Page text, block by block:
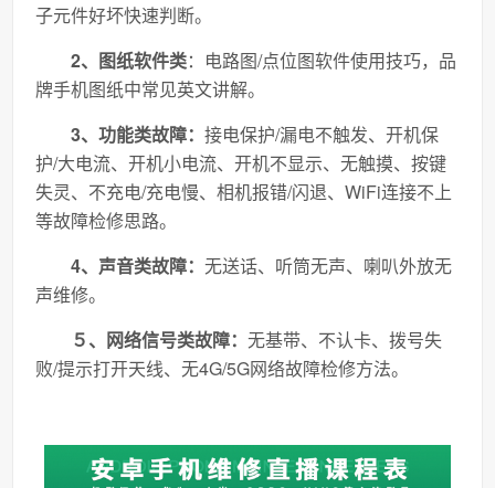
子元件好坏快速判断。
2、图纸软件类：电路图/点位图软件使用技巧，品
牌手机图纸中常见英文讲解。
3、功能类故障：接电保护/漏电不触发、开机保
护/大电流、开机小电流、开机不显示、无触摸、按键
失灵、不充电/充电慢、相机报错/闪退、WiFi连接不上
等故障检修思路。
4、声音类故障：无送话、听筒无声、喇叭外放无
声维修。
５、网络信号类故障：无基带、不认卡、拨号失
败/提示打开天线、无4G/5G网络故障检修方法。